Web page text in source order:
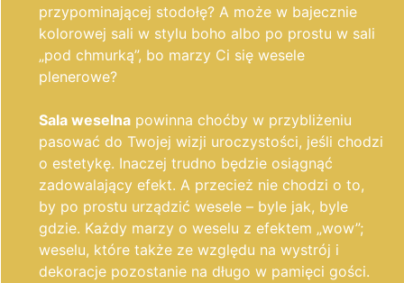
przypominającej stodołę? A może w bajecznie
kolorowej sali w stylu boho albo po prostu w sali
„pod chmurką”, bo marzy Ci się wesele
plenerowe?
Sala weselna powinna choćby w przybliżeniu
pasować do Twojej wizji uroczystości, jeśli chodzi
o estetykę. Inaczej trudno będzie osiągnąć
zadowalający efekt. A przecież nie chodzi o to,
by po prostu urządzić wesele – byle jak, byle
gdzie. Każdy marzy o weselu z efektem „wow”;
weselu, które także ze względu na wystrój i
dekoracje pozostanie na długo w pamięci gości.